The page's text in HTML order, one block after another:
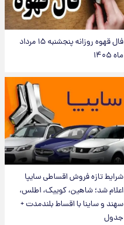
فال قهوه روزانه پنجشنبه ۱۵ مرداد
ماه ۱۴۰۵
شرایط تازه فروش اقساطی سایپا
اعلام شد؛ شاهین، کوییک، اطلس،
سهند و ساینا با اقساط بلندمدت +
جدول